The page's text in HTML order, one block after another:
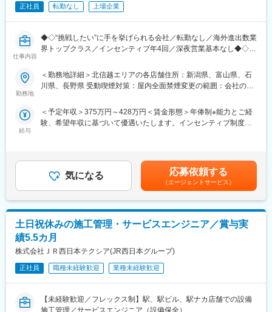
な役割です。
・店長 → SV（1～2年で昇格するケース多数）→ エリアマネージ
ャー／ブロック長
・海外事業部（国内店舗で店長経験後、海外で活躍する社員も多
数）
■働きやすさ：
・月8～9休／深夜営業基本なし
・休日出勤や欠員時はSV・ブロック長がサポートし、エリア内で
人員を補完
・無理な長時間労働を防ぐ、組織的な運営体制
■インセンティブ制度／年4回
・四半期毎の店舗ランキングにより支給
「人を育て、店を良くする」
■こんな方におすすめ：
正社員 転勤なし 上場企業
仕事内容
◆◇“挑戦したい”に手を挙げられる会社／転勤なし／海外進出数業
界トップクラス／インセンティブ年4回／深夜営業基本なし◆◇
■おすすめPOINT ＼世界的人気ブランドで“おもてなし”を極める
店舗マネジメント職／
・深夜勤務は基本なし＆欠員時はエリアで支え合う体制で、急な
休日出勤や長時間労働を防ぐ仕組みあり◎
■職務内容
・調理、仕込み、ホール業務
・売上金、食材管理
・店舗の衛生管理
・スタッフ育成、シフト管理
・店舗の経営戦略
■当社の特徴
・お客様一人ひとりに「ちゃんとおいしいラーメンを笑顔で食べ
てもらう」接客
・目指すのは2028年3月期にグループ売上高500億、営業利益50
勤務地
＜勤務地詳細＞北信越エリアの各店舗住所：新潟県、富山県、石
川県、長野県 受動喫煙対策：屋内全面禁煙変更の範囲：会社の定
給与
＜予定年収＞375万円～428万円＜賃金形態＞年俸制※能力とご経
験、希望年収に基づいて優遇いたします。インセンティブ制度あ
357,300円（12分割）（一律手当を含む）＜昇給有無＞有＜残業
手当＞有＜給与補足＞■昇給年1回、インセンティブ制度：年4回
（店舗の目標達成時に支給）■モデル例:・入社2年目24歳・店長
職/(インセンティブ含む年俸)470万円・入社5年目27歳・SV職/(イ
ンセンティブ含む年俸)580万円・入社8年目30歳・ブロック長
職/(インセンティブ含む年俸)660万円賃金はあくまでも目安の金額
であり、選考を通じて上下する可能性があります。月給(月額)は固
定手当を含めた表記です。
気になる 応募依頼する
（エージェントサービス）
土日祝休みの施工管理・サービスエンジニア／賞与実
績5.5カ月
株式会社ＪＲ西日本テクシア(JR西日本グループ)
正社員 職種未経験歓迎 業種未経験歓迎
【未経験歓迎／フレックス制】駅、駅ビル、駅ナカ店舗での設備
施工管理／サービスエンジニア（設備保全）